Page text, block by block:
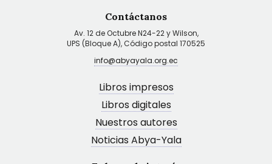
Contáctanos
Av. 12 de Octubre N24-22 y Wilson,
UPS (Bloque A), Código postal 170525
info@abyayala.org.ec
Libros impresos
Libros digitales
Nuestros autores
Noticias Abya-Yala